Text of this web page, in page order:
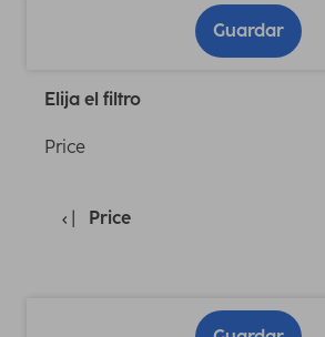
Guardar
Elija el filtro
Price
Price